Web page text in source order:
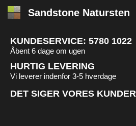
Sandstone Natursten
KUNDESERVICE: 5780 1022
Åbent 6 dage om ugen
HURTIG LEVERING
Vi leverer indenfor 3-5 hverdage
DET SIGER VORES KUNDER